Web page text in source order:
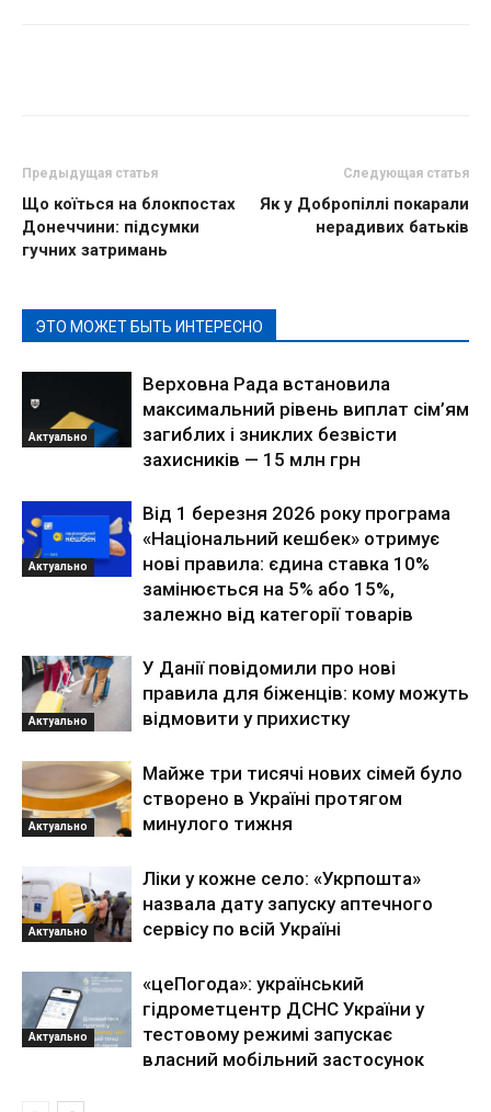
Предыдущая статья
Що коїться на блокпостах
Донеччини: підсумки
гучних затримань
Следующая статья
Як у Добропіллі покарали
нерадивих батьків
ЭТО МОЖЕТ БЫТЬ ИНТЕРЕСНО
Актуально
Верховна Рада встановила
максимальний рівень виплат сім’ям
загиблих і зниклих безвісти
захисників — 15 млн грн
Актуально
Від 1 березня 2026 року програма
«Національний кешбек» отримує
нові правила: єдина ставка 10%
замінюється на 5% або 15%,
залежно від категорії товарів
Актуально
У Данії повідомили про нові
правила для біженців: кому можуть
відмовити у прихистку
Актуально
Майже три тисячі нових сімей було
створено в Україні протягом
минулого тижня
Актуально
Ліки у кожне село: «Укрпошта»
назвала дату запуску аптечного
сервісу по всій Україні
Актуально
«цеПогода»: український
гідрометцентр ДСНС України у
тестовому режимі запускає
власний мобільний застосунок